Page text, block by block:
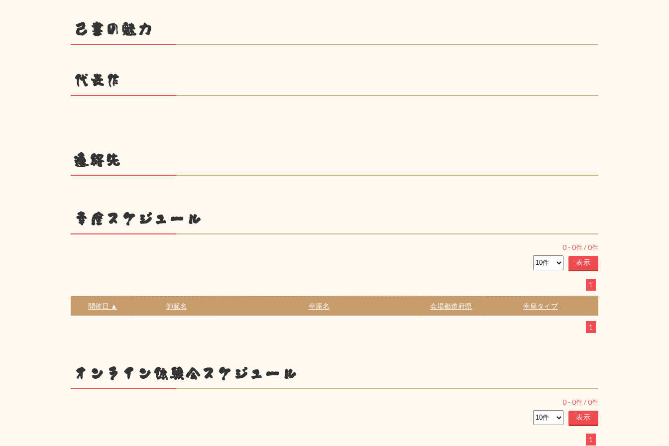
己書の魅力
代表作
連絡先
幸座スケジュール
0 - 0件 /0件
1
開催日 ▲ 師範名 幸座名 会場都道府県 幸座タイプ
1
オンライン体験会スケジュール
0 - 0件 /0件
1